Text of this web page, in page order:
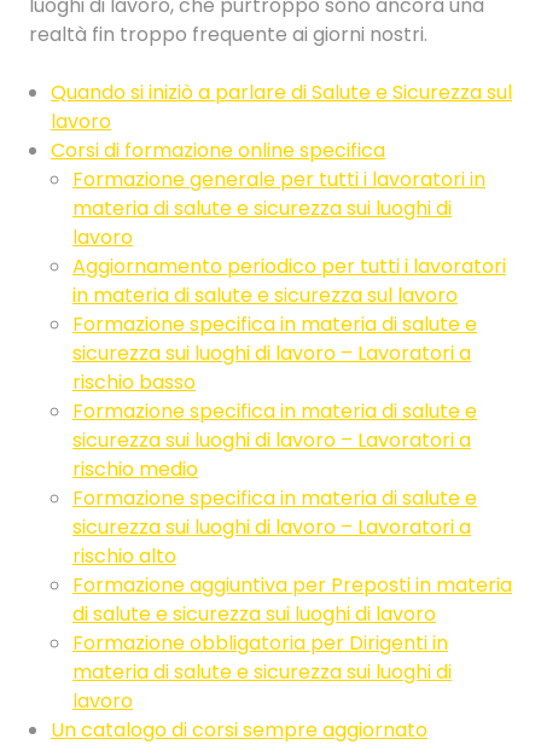
realtà fin troppo frequente ai giorni nostri.
Quando si iniziò a parlare di Salute e Sicurezza sul
lavoro
Corsi di formazione online specifica
Formazione generale per tutti i lavoratori in
materia di salute e sicurezza sui luoghi di
lavoro
Aggiornamento periodico per tutti i lavoratori
in materia di salute e sicurezza sul lavoro
Formazione specifica in materia di salute e
sicurezza sui luoghi di lavoro – Lavoratori a
rischio basso
Formazione specifica in materia di salute e
sicurezza sui luoghi di lavoro – Lavoratori a
rischio medio
Formazione specifica in materia di salute e
sicurezza sui luoghi di lavoro – Lavoratori a
rischio alto
Formazione aggiuntiva per Preposti in materia
di salute e sicurezza sui luoghi di lavoro
Formazione obbligatoria per Dirigenti in
materia di salute e sicurezza sui luoghi di
lavoro
Un catalogo di corsi sempre aggiornato